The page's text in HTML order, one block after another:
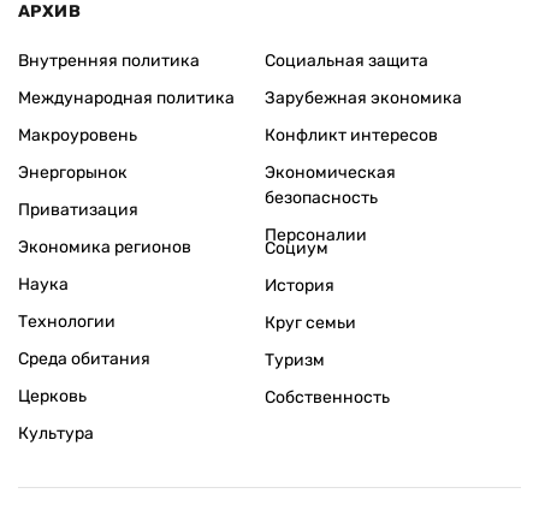
АРХИВ
Внутренняя политика
Международная политика
Макроуровень
Энергорынок
Приватизация
Экономика регионов
Социальная защита
Зарубежная экономика
Конфликт интересов
Экономическая
безопасность
Персоналии
Наука
Технологии
Среда обитания
Церковь
Культура
Социум
История
Круг семьи
Туризм
Собственность